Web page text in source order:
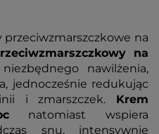
na
na
nawilżenia,
jednocześnie redukując
i zmarszczek. Krem
natomiast wspiera
snu, intensywnie